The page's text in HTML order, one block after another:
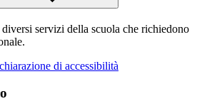
servizi della scuola che richiedono
di accessibilità